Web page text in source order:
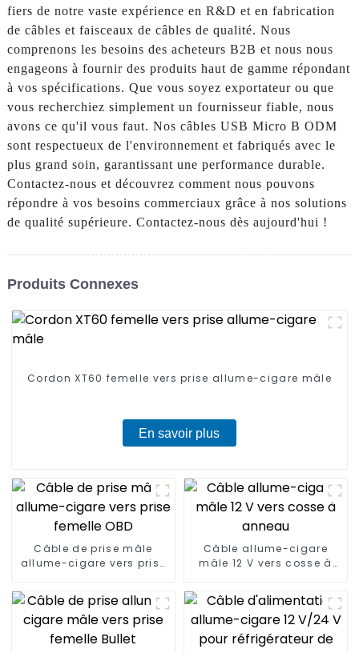
fiers de notre vaste expérience en R&D et en fabrication
de câbles et faisceaux de câbles de qualité. Nous
comprenons les besoins des acheteurs B2B et nous nous
engageons à fournir des produits haut de gamme répondant
à vos spécifications. Que vous soyez exportateur ou que
vous recherchiez simplement un fournisseur fiable, nous
avons ce qu'il vous faut. Nos câbles USB Micro B ODM
sont respectueux de l'environnement et fabriqués avec le
plus grand soin, garantissant une performance durable.
Contactez-nous et découvrez comment nous pouvons
répondre à vos besoins commerciaux grâce à nos solutions
de qualité supérieure. Contactez-nous dès aujourd'hui !
Produits Connexes
Cordon XT60 femelle vers prise allume-cigare mâle
En savoir plus
Câble de prise mâle
allume-cigare vers prise
Câble allume-cigare
mâle 12 V vers cosse à